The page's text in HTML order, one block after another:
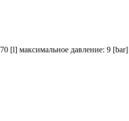
[l] максимальное давление: 9